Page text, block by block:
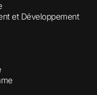
et Développement